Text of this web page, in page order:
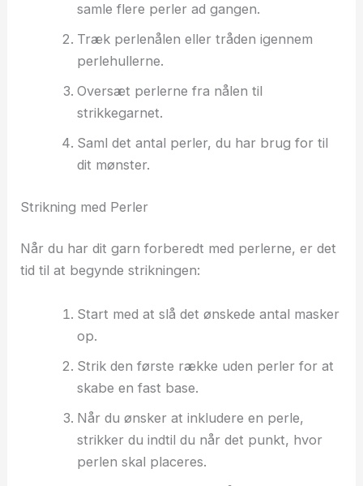
samle flere perler ad gangen.
Træk perlenålen eller tråden igennem
perlehullerne.
Oversæt perlerne fra nålen til
strikkegarnet.
Saml det antal perler, du har brug for til
dit mønster.
Strikning med Perler
Når du har dit garn forberedt med perlerne, er det
tid til at begynde strikningen:
Start med at slå det ønskede antal masker
op.
Strik den første række uden perler for at
skabe en fast base.
Når du ønsker at inkludere en perle,
strikker du indtil du når det punkt, hvor
perlen skal placeres.